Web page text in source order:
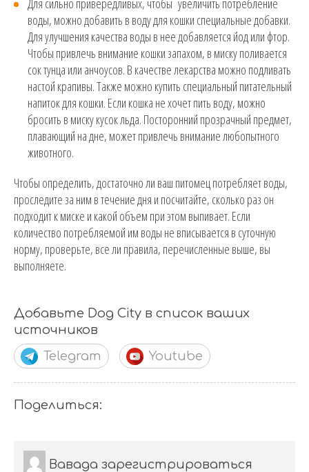
Для сильно привередливых, чтобы увеличить потребление
воды, можно добавить в воду для кошки специальные добавки.
Для улучшения качества воды в нее добавляется йод или фтор.
Чтобы привлечь внимание кошки запахом, в миску поливается
сок тунца или анчоусов. В качестве лекарства можно подливать
настой крапивы. Также можно купить специальный питательный
напиток для кошки. Если кошка не хочет пить воду, можно
бросить в миску кусок льда. Посторонний прозрачный предмет,
плавающий на дне, может привлечь внимание любопытного
животного.
Чтобы определить, достаточно ли ваш питомец потребляет воды,
проследите за ним в течение дня и посчитайте, сколько раз он
подходит к миске и какой объем при этом выпивает. Если
количество потребляемой им воды не вписывается в суточную
норму, проверьте, все ли правила, перечисленные выше, вы
выполняете.
Добавьте Dog City в список ваших
источников
Telegram
Youtube
Поделиться:
Вавада зарегистрироваться